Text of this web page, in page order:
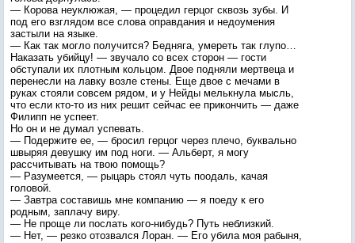
— Корова неуклюжая, — процедил герцог сквозь зубы. И
под его взглядом все слова оправдания и недоумения
застыли на языке.
— Как так могло получится? Бедняга, умереть так глупо…
Наказать убийцу! — звучало со всех сторон — гости
обступали их плотным кольцом. Двое подняли мертвеца и
перенесли на лавку возле стены. Еще двое с мечами в
руках стояли совсем рядом, и у Нейды мелькнула мысль,
что если кто-то из них решит сейчас ее прикончить — даже
Филипп не успеет.
Но он и не думал успевать.
— Подержите ее, — бросил герцог через плечо, буквально
швыряя девушку им под ноги. — Альберт, я могу
рассчитывать на твою помощь?
— Разумеется, — рыцарь стоял чуть поодаль, качая
головой.
— Завтра составишь мне компанию — я поеду к его
родным, заплачу виру.
— Не проще ли послать кого-нибудь? Путь неблизкий.
— Нет, — резко отозвался Лоран. — Его убила моя рабыня,